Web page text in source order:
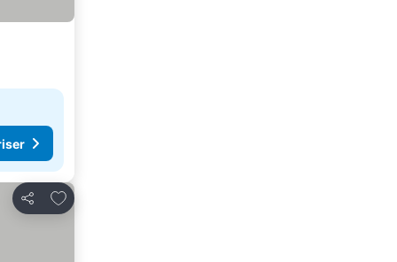
Dela
Lägg till i Mina Favoriter